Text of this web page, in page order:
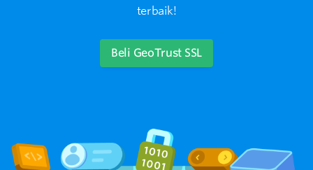
terbaik!
Beli GeoTrust SSL